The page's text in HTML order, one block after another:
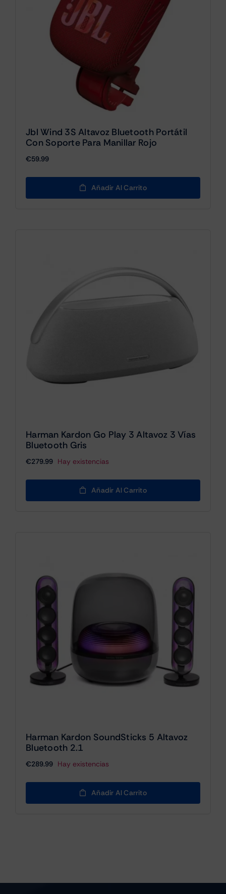
Jbl Wind 3S Altavoz Bluetooth Portátil
Con Soporte Para Manillar Rojo
€59.99
Añadir Al Carrito
Harman Kardon Go Play 3 Altavoz 3 Vías
Bluetooth Gris
€279.99 Hay existencias
Añadir Al Carrito
Harman Kardon SoundSticks 5 Altavoz
Bluetooth 2.1
€289.99 Hay existencias
Añadir Al Carrito